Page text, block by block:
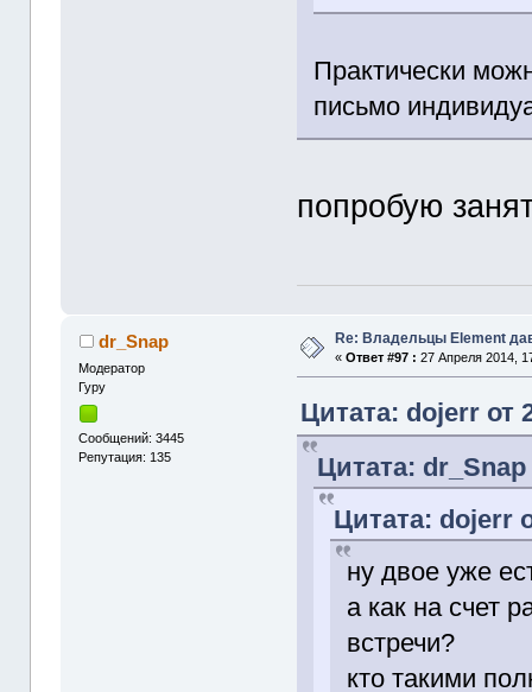
Практически
письмо
попробую
dr_Snap
Модератор
Гуру
Сообщений: 3445
Репутация: 135
Re: Владельцы Element
«Ответ #97 : 27 Апреля 2014,
Цитата: dojerr от
Цитата:
Цитата: dojerr
ну двое уже
а как на счет
встречи?
кто такими